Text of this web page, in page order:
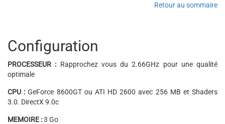
Retour au sommaire
Configuration
PROCESSEUR : Rapprochez vous du 2.66GHz pour une qualité
optimale
CPU : GeForce 8600GT ou ATI HD 2600 avec 256 MB et Shaders
3.0. DirectX 9.0c
MEMOIRE :3 Go